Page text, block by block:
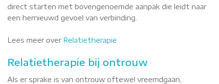
direct starten met bovengenoemde aanpak die leidt naar
een hernieuwd gevoel van verbinding.
Lees meer over Relatietherapie
Relatietherapie bij ontrouw
Als er sprake is van ontrouw oftewel vreemdgaan,